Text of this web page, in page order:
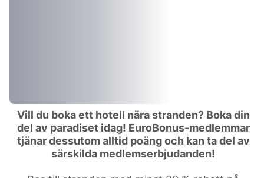
Vill du boka ett hotell nära stranden? Boka din
del av paradiset idag! EuroBonus-medlemmar
tjänar dessutom alltid poäng och kan ta del av
särskilda medlemserbjudanden!